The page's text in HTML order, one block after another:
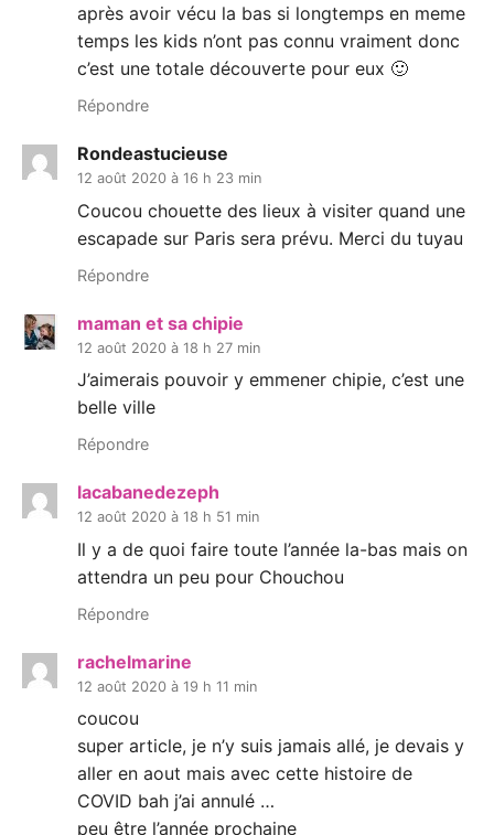
après avoir vécu la bas si longtemps en meme
temps les kids n’ont pas connu vraiment donc
c’est une totale découverte pour eux 🙂
Répondre
Rondeastucieuse
12 août 2020 à 16 h 23 min
Coucou chouette des lieux à visiter quand une
escapade sur Paris sera prévu. Merci du tuyau
Répondre
maman et sa chipie
12 août 2020 à 18 h 27 min
J’aimerais pouvoir y emmener chipie, c’est une
belle ville
Répondre
lacabanedezeph
12 août 2020 à 18 h 51 min
Il y a de quoi faire toute l’année la-bas mais on
attendra un peu pour Chouchou
Répondre
rachelmarine
12 août 2020 à 19 h 11 min
coucou
super article, je n’y suis jamais allé, je devais y
aller en aout mais avec cette histoire de
COVID bah j’ai annulé …
peu être l’année prochaine